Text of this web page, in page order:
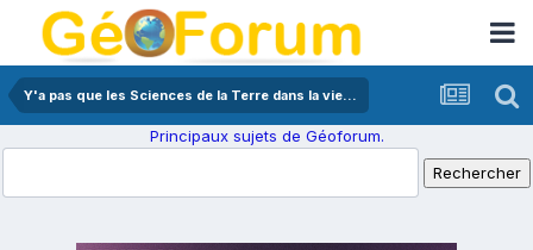
Y'a pas que les Sciences de la Terre dans la vie...
Principaux sujets de Géoforum.